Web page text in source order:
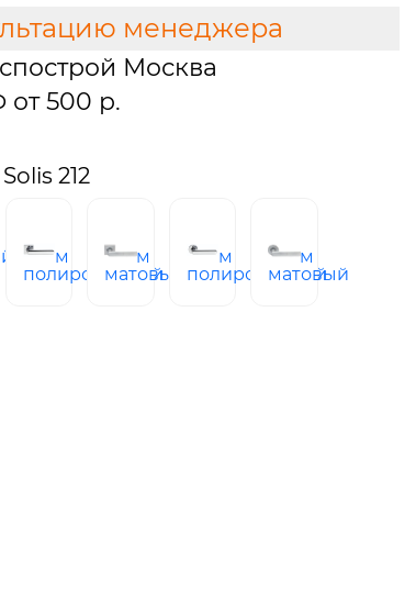
менеджера
Москва
от 500 р.
212
хром
полированный
хром
матовый
хром
полированный
хром
матовый